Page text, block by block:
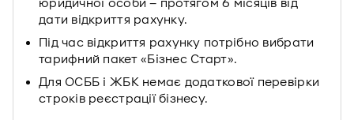
юридичної особи – протягом 6 місяців від
дати відкриття рахунку.
Під час відкриття рахунку потрібно вибрати
тарифний пакет «Бізнес Старт».
Для ОСББ і ЖБК немає додаткової перевірки
строків реєстрації бізнесу.